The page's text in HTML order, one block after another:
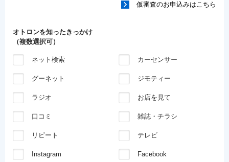
仮審査のお申込みはこちら
オトロンを知ったきっかけ
（複数選択可）
ネット検索 カーセンサー
グーネット ジモティー
ラジオ お店を見て
口コミ 雑誌・チラシ
リピート テレビ
Instagram Facebook